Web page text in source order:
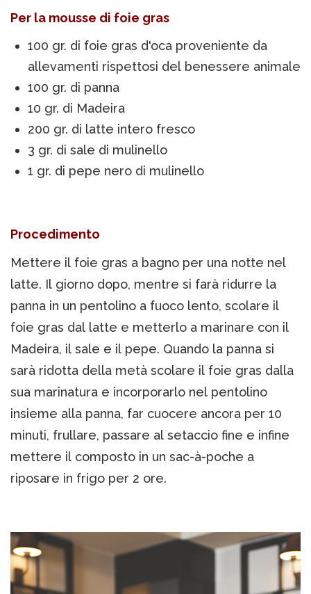
Per la mousse di foie gras
100 gr. di foie gras d'oca proveniente da
allevamenti rispettosi del benessere animale
100 gr. di panna
10 gr. di Madeira
200 gr. di latte intero fresco
3 gr. di sale di mulinello
1 gr. di pepe nero di mulinello
Procedimento
Mettere il foie gras a bagno per una notte nel
latte. Il giorno dopo, mentre si farà ridurre la
panna in un pentolino a fuoco lento, scolare il
foie gras dal latte e metterlo a marinare con il
Madeira, il sale e il pepe. Quando la panna si
sarà ridotta della metà scolare il foie gras dalla
sua marinatura e incorporarlo nel pentolino
insieme alla panna, far cuocere ancora per 10
minuti, frullare, passare al setaccio fine e infine
mettere il composto in un sac-à-poche a
riposare in frigo per 2 ore.